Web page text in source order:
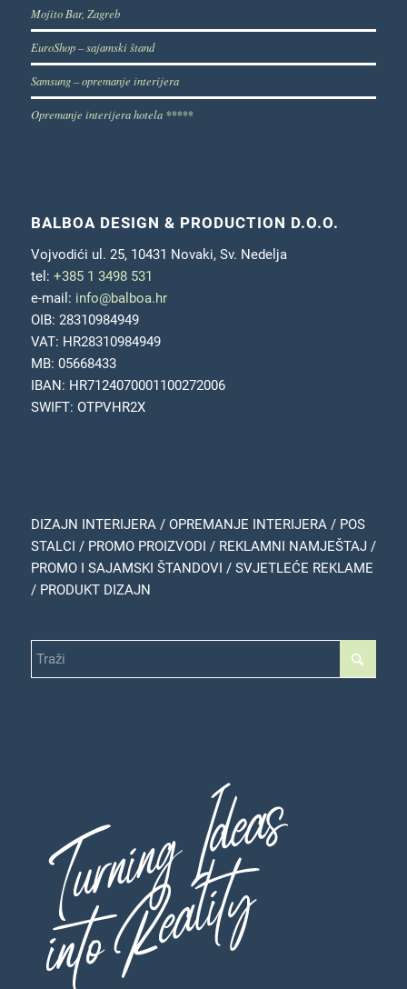
Mojito Bar, Zagreb
EuroShop – sajamski štand
Samsung – opremanje interijera
Opremanje interijera hotela *****
BALBOA DESIGN & PRODUCTION D.O.O.
Vojvodići ul. 25, 10431 Novaki, Sv. Nedelja
tel: +385 1 3498 531
e-mail: info@balboa.hr
OIB: 28310984949
VAT: HR28310984949
MB: 05668433
IBAN: HR7124070001100272006
SWIFT: OTPVHR2X
DIZAJN INTERIJERA / OPREMANJE INTERIJERA / POS
STALCI / PROMO PROIZVODI / REKLAMNI NAMJEŠTAJ /
PROMO I SAJAMSKI ŠTANDOVI / SVJETLEĆE REKLAME
/ PRODUKT DIZAJN